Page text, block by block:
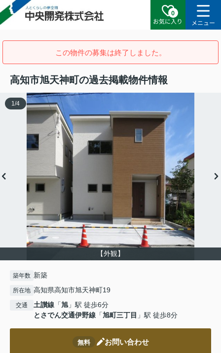
0
お気に入り
メニュー
この物件の募集は終了しました。
高知市旭天神町の過去掲載物件情報
【外観】
1 /4
築年数 新築
所在地 高知県高知市旭天神町19
交通 土讃線 「旭 」駅 徒歩6分
とさでん交通伊野線 「旭町三丁目 」駅 徒歩8分
無料 お問い合わせ